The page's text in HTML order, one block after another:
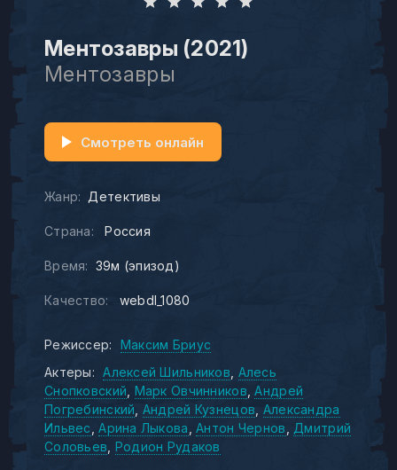
Ментозавры (2021)
Ментозавры
Жанр: Детективы
Страна: Россия
Время: 39м (эпизод)
Качество: webdl_1080
Смотреть онлайн
Режиссер:
Максим Бриус
Актеры:
Алексей Шильников Алесь
Снопковский Марк Овчинников Андрей
Погребинский Андрей Кузнецов Александра
Ильвес
Арина Лыкова Антон Чернов
Дмитрий
Соловьев Родион Рудаков